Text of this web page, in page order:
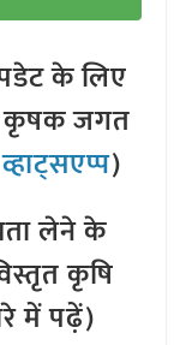
के लिए
कृषक जगत
व्हाट्सएप्प)
लेने के
कृषि
में पढ़ें)